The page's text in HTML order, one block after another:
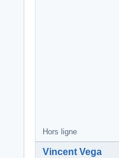
Hors ligne
Vincent Vega